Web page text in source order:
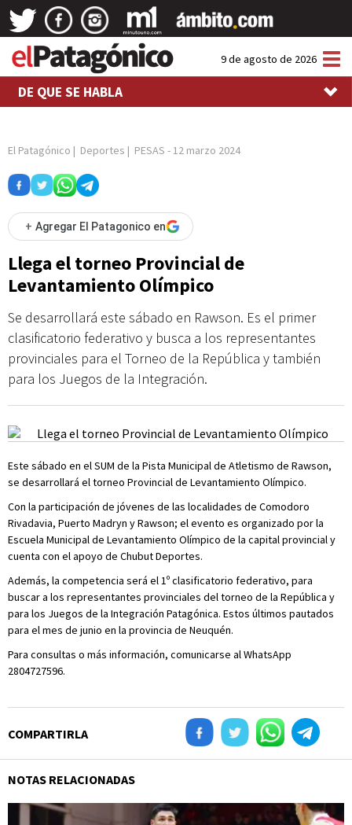
9 de agosto de 2026
DE QUE SE HABLA
El Patagónico | Deportes | PESAS - 12 marzo 2024
+ Agregar El Patagonico en
Llega el torneo Provincial de
Levantamiento Olímpico
Se desarrollará este sábado en Rawson. Es el primer
clasificatorio federativo y busca a los representantes
provinciales para el Torneo de la República y también
para los Juegos de la Integración.
Este sábado en el SUM de la Pista Municipal de Atletismo de Rawson,
se desarrollará el torneo Provincial de Levantamiento Olímpico.
Con la participación de jóvenes de las localidades de Comodoro
Rivadavia, Puerto Madryn y Rawson; el evento es organizado por la
Escuela Municipal de Levantamiento Olímpico de la capital provincial y
cuenta con el apoyo de Chubut Deportes.
Además, la competencia será el 1º clasificatorio federativo, para
buscar a los representantes provinciales del torneo de la República y
para los Juegos de la Integración Patagónica. Estos últimos pautados
para el mes de junio en la provincia de Neuquén.
Para consultas o más información, comunicarse al WhatsApp
2804727596.
COMPARTIRLA
NOTAS RELACIONADAS